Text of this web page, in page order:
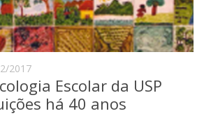
2017
Escolar da USP
há 40 anos